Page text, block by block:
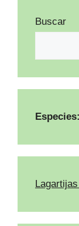
Buscar
Especies: